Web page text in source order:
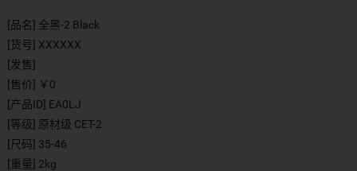
[品名] 全黑-2 Black
[货号] XXXXXX
[发售]
[售价] ￥0
[产品ID] EA0LJ
[等级] 原材级 CET-2
[尺码] 35-46
[重量] 2kg